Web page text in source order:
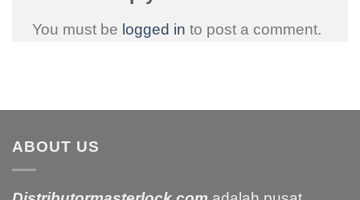
You must be logged in to post a comment.
ABOUT US